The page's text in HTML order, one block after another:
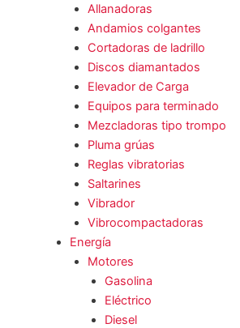
Allanadoras
Andamios colgantes
Cortadoras de ladrillo
Discos diamantados
Elevador de Carga
Equipos para terminado
Mezcladoras tipo trompo
Pluma grúas
Reglas vibratorias
Saltarines
Vibrador
Vibrocompactadoras
Energía
Motores
Gasolina
Eléctrico
Diesel